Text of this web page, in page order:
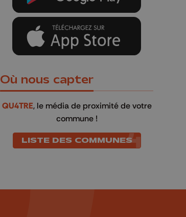
Où nous capter
QU4TRE, le média de proximité de votre
commune !
LISTE DES COMMUNES